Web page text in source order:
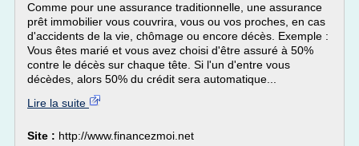
Comme pour une assurance traditionnelle, une assurance
prêt immobilier vous couvrira, vous ou vos proches, en cas
d'accidents de la vie, chômage ou encore décès. Exemple :
Vous êtes marié et vous avez choisi d'être assuré à 50%
contre le décès sur chaque tête. Si l'un d'entre vous
décèdes, alors 50% du crédit sera automatique...
Lire la suite
Site : http://www.financezmoi.net